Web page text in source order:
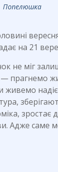
Попелюшка
на 21
не міг
прагнемо
живемо
Адже саме